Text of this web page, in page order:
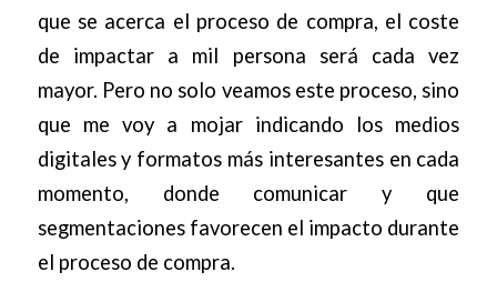
que se acerca el proceso de compra, el coste
de impactar a mil persona será cada vez
mayor. Pero no solo veamos este proceso, sino
que me voy a mojar indicando los medios
digitales y formatos más interesantes en cada
momento, donde comunicar y que
segmentaciones favorecen el impacto durante
el proceso de compra.